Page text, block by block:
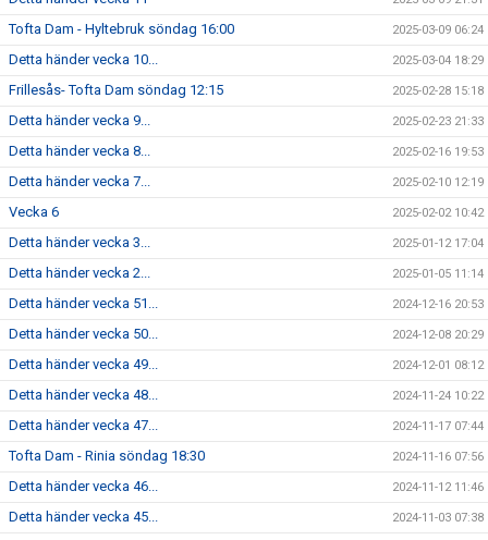
Tofta Dam - Hyltebruk söndag 16:00 2025-03-09 06:24
Detta händer vecka 10... 2025-03-04 18:29
Frillesås- Tofta Dam söndag 12:15 2025-02-28 15:18
Detta händer vecka 9... 2025-02-23 21:33
Detta händer vecka 8... 2025-02-16 19:53
Detta händer vecka 7... 2025-02-10 12:19
Vecka 6 2025-02-02 10:42
Detta händer vecka 3... 2025-01-12 17:04
Detta händer vecka 2... 2025-01-05 11:14
Detta händer vecka 51... 2024-12-16 20:53
Detta händer vecka 50... 2024-12-08 20:29
Detta händer vecka 49... 2024-12-01 08:12
Detta händer vecka 48... 2024-11-24 10:22
Detta händer vecka 47... 2024-11-17 07:44
Tofta Dam - Rinia söndag 18:30 2024-11-16 07:56
Detta händer vecka 46... 2024-11-12 11:46
Detta händer vecka 45... 2024-11-03 07:38